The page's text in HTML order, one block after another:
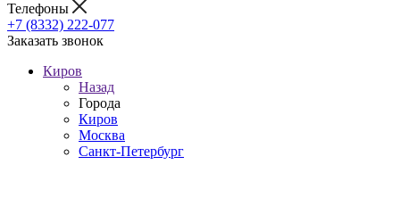
Телефоны
+7 (8332) 222-077
Заказать звонок
Киров
Назад
Города
Киров
Москва
Санкт-Петербург